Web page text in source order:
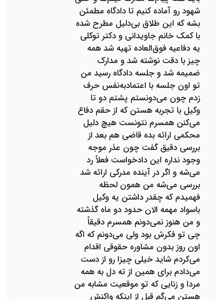
شهود رو آماده کنیم تا دادگاه مطمئن
بشه که این طلاق بی‌دلیل مطرح شده
با کمک خانم جاویدانی و دکتر توکلی
یه دفاعیه فوق‌العاده تهیه شد همه
چیز با دقت نوشته شد و مدارک
ضمیمه شد و جلسه دادگاه رسید من
تو اون جلسه با اعتمادبه‌نفس حرف
زدم چون می‌دونستم پشتم دو تا
وکیل با تجربه هستن که از حقم دفاع
می‌کنن همسرم نتونست هیچ دلیل
محکمی ارائه بده قاضی هم بعد از
بررسی دقیق گفت چون عذر موجه
وجود نداره این دادخواست فعلاً رد
می‌شه و اگر در آینده مدرکی ارائه شد
بررسی می‌شه من همون لحظه
فهمیدم که چقدر داشتن یه وکیل
باسواد مهمه الان حدود دو ماه گذشته
و من هنوز نمی‌دونم همسرم دقیقاً
چی تو فکرش بود ولی می‌دونم که اگه
اون روز بدون مشاوره حقوقی اقدام
می‌کردم شاید خیلی چیزا رو از دست
می‌دادم برای همین از ته دل به همه
مردا و زنایی که تو موقعیت مشابه من
هستن می‌گم قبل از اینکه واکنش